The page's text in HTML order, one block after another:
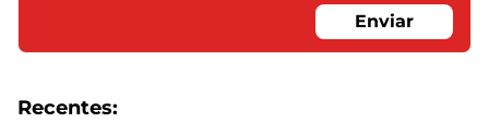
Enviar
Recentes: